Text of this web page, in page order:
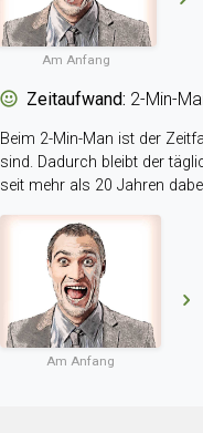
Am Anfang
Zeitaufwand: 2-Min-
Beim 2-Min-Man ist der
sind. Dadurch bleibt der
seit mehr als 20 Jahren
Am Anfang